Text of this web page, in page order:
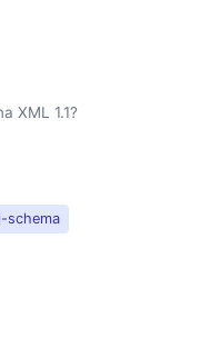
XML 1.1?
schema